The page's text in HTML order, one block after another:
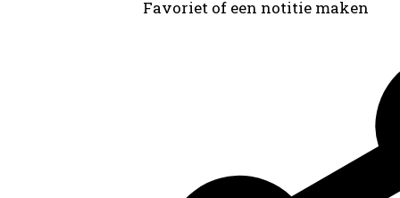
Favoriet of een notitie maken